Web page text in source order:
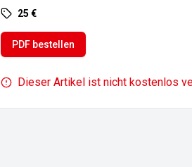
25 €
PDF bestellen
Dieser Artikel ist nicht kostenlos